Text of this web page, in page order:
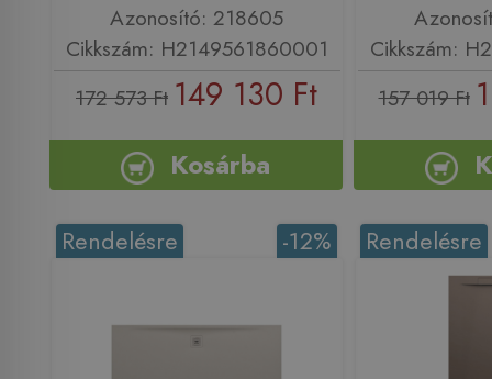
Azonosító: 218605
Cikkszám: H2149561860001
172 573 Ft 149 130 Ft
Kosárba
Cikkszám:
157 019 Ft
-12%
Rendelésre Rendelésre